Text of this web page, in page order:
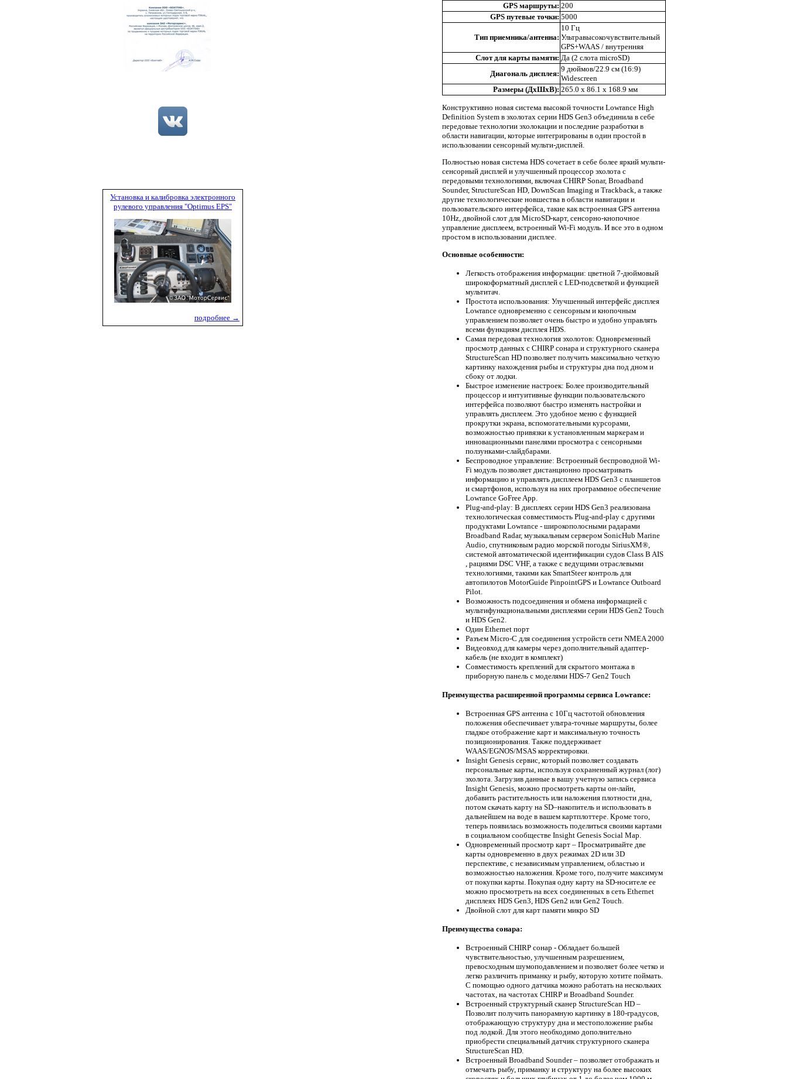
Установка и калибровка электронного
рулевого управления "Optimus EPS"
подробнее →
GPS маршруты: 200
GPS путевые точки: 5000
Тип приемника/антенна:
10 Гц
Ультравысокочувствительный
GPS+WAAS / внутренняя
Слот для карты памяти: Да (2 слота microSD)
Диагональ дисплея:
9 дюймов/22.9 см (16:9)
Widescreen
Размеры (ДхШхВ): 265.0 х 86.1 х 168.9 мм
Конструктивно новая система высокой точности Lowrance High
Definition System в эхолотах серии HDS Gen3 объединила в себе
передовые технологии эхолокации и последние разработки в
области навигации, которые интегрированы в один простой в
использовании сенсорный мульти-дисплей.
Полностью новая система HDS сочетает в себе более яркий мульти-
сенсорный дисплей и улучшенный процессор эхолота с
передовыми технологиями, включая CHIRP Sonar, Broadband
Sounder, StructureScan HD, DownScan Imaging и Trackback, а также
другие технологические новшества в области навигации и
пользовательского интерфейса, такие как встроенная GPS антенна
10Hz, двойной слот для MicroSD-карт, сенсорно-кнопочное
управление дисплеем, встроенный Wi-Fi модуль. И все это в одном
простом в использовании дисплее.
Основные особенности:
Легкость отображения информации: цветной 7-дюймовый
широкоформатный дисплей с LED-подсветкой и функцией
мультитач.
Простота использования: Улучшенный интерфейс дисплея
Lowrance одновременно с сенсорным и кнопочным
управлением позволяет очень быстро и удобно управлять
всеми функциям дисплея HDS.
Самая передовая технология эхолотов: Одновременный
просмотр данных с CHIRP сонара и структурного сканера
StructureScan HD позволяет получить максимально четкую
картинку нахождения рыбы и структуры дна под дном и
сбоку от лодки.
Быстрое изменение настроек: Более производительный
процессор и интуитивные функции пользовательского
интерфейса позволяют быстро изменять настройки и
управлять дисплеем. Это удобное меню с функцией
прокрутки экрана, вспомогательными курсорами,
возможностью привязки к установленным маркерам и
инновационными панелями просмотра с сенсорными
ползунками-слайдбарами.
Беспроводное управление: Встроенный беспроводной Wi-
Fi модуль позволяет дистанционно просматривать
информацию и управлять дисплеем HDS Gen3 с планшетов
и смартфонов, используя на них программное обеспечение
Lowrance GoFree App.
Plug-and-play: В дисплеях серии HDS Gen3 реализована
технологическая совместимость Plug-and-play с другими
продуктами Lowrance - широкополосными радарами
Broadband Radar, музыкальным сервером SonicHub Marine
Audio, спутниковым радио морской погоды SiriusXM®,
системой автоматической идентификации судов Class B AIS
, рациями DSC VHF, а также с ведущими отраслевыми
технологиями, такими как SmartSteer контроль для
автопилотов MotorGuide PinpointGPS и Lowrance Outboard
Pilot.
Возможность подсоединения и обмена информацией с
мультифункциональными дисплеями серии HDS Gen2 Touch
и HDS Gen2.
Один Ethernet порт
Разъем Micro-C для соединения устройств сети NMEA 2000
Видеовход для камеры через дополнительный адаптер-
кабель (не входит в комплект)
Совместимость креплений для скрытого монтажа в
приборную панель с моделями HDS-7 Gen2 Touch
Преимущества расширенной программы сервиса Lowrance:
Встроенная GPS антенна с 10Гц частотой обновления
положения обеспечивает ультра-точные маршруты, более
гладкое отображение карт и максимальную точность
позиционирования. Также поддерживает
WAAS/EGNOS/MSAS корректировки.
Insight Genesis сервис, который позволяет создавать
персональные карты, используя сохраненный журнал (лог)
эхолота. Загрузив данные в вашу учетную запись сервиса
Insight Genesis, можно просмотреть карты он-лайн,
добавить растительность или наложения плотности дна,
потом скачать карту на SD–накопитель и использовать в
дальнейшем на воде в вашем картплоттере. Кроме того,
теперь появилась возможность поделиться своими картами
в социальном сообществе Insight Genesis Social Map.
Одновременный просмотр карт – Просматривайте две
карты одновременно в двух режимах 2D или 3D
перспективе, с независимым управлением, областью и
возможностью наложения. Кроме того, получите максимум
от покупки карты. Покупая одну карту на SD-носителе ее
можно просмотреть на всех соединенных в сеть Ethernet
дисплеях HDS Gen3, HDS Gen2 или Gen2 Touch.
Двойной слот для карт памяти микро SD
Преимущества сонара:
Встроенный CHIRP сонар - Обладает большей
чувствительностью, улучшенным разрешением,
превосходным шумоподавлением и позволяет более четко и
легко различить приманку и рыбу, которую хотите поймать.
С помощью одного датчика можно работать на нескольких
частотах, на частотах CHIRP и Broadband Sounder.
Встроенный структурный сканер StructureScan HD –
Позволит получить панорамную картинку в 180-градусов,
отображающую структуру дна и местоположение рыбы
под лодкой. Для этого необходимо дополнительно
приобрести специальный датчик структурного сканера
StructureScan HD.
Встроенный Broadband Sounder – позволяет отображать и
отмечать рыбу, приманку и структуру на более высоких